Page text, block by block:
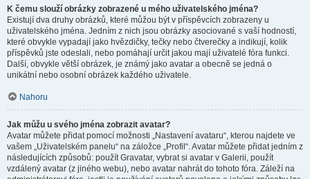
K čemu slouží obrázky zobrazené u mého uživatelského jména?
Existují dva druhy obrázků, které můžou být v příspěvcích zobrazeny u
uživatelského jména. Jedním z nich jsou obrázky asociované s vaší hodností,
které obvykle vypadají jako hvězdičky, tečky nebo čtverečky a indikují, kolik
příspěvků jste odeslali, nebo pomáhají určit jakou mají uživatelé fóra funkci.
Další, obvykle větší obrázek, je známý jako avatar a obecně se jedná o
unikátní nebo osobní obrázek každého uživatele.
Nahoru
Jak můžu u svého jména zobrazit avatar?
Avatar můžete přidat pomocí možnosti „Nastavení avataru“, kterou najdete ve
vašem „Uživatelském panelu“ na záložce „Profil“. Avatar můžete přidat jedním z
následujících způsobů: použít Gravatar, vybrat si avatar v Galerii, použít
vzdálený avatar (z jiného webu), nebo avatar nahrát do tohoto fóra. Záleží na